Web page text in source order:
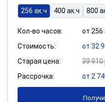
256 ак.ч
400 ак.ч 800
Кол-во часов:
от 256
Стоимость:
от 32
Старая цена:
39 910
Рассрочка:
от 2